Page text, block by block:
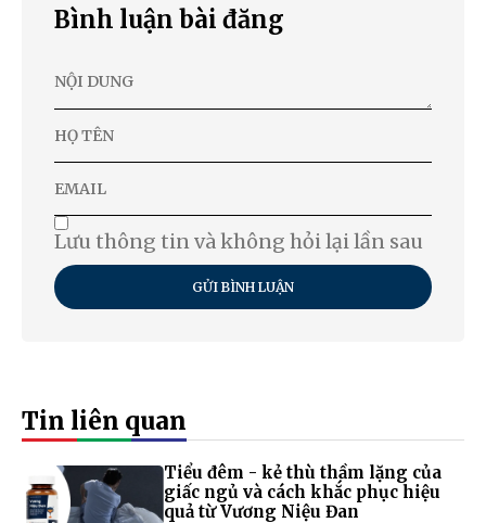
Bình luận bài đăng
Lưu thông tin và không hỏi lại lần sau
GỬI BÌNH LUẬN
Tin liên quan
Tiểu đêm - kẻ thù thầm lặng của
giấc ngủ và cách khắc phục hiệu
quả từ Vương Niệu Đan